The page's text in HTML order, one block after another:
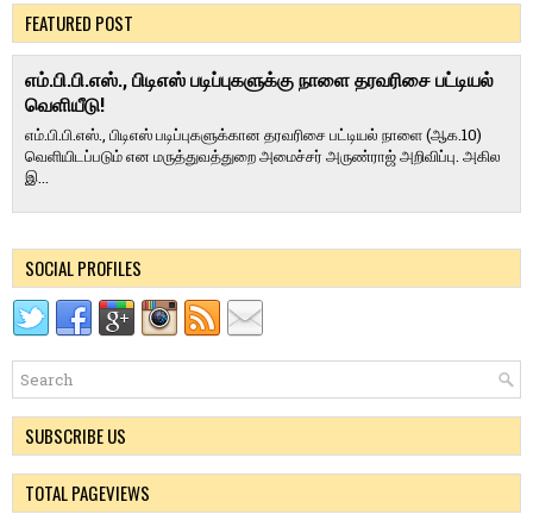
FEATURED POST
எம்.பி.பி.எஸ்., பிடிஎஸ் படிப்புகளுக்கு நாளை தரவரிசை பட்டியல்
வெளியீடு!
எம்.பி.பி.எஸ்., பிடிஎஸ் படிப்புகளுக்கான தரவரிசை பட்டியல் நாளை (ஆக.10)
வெளியிடப்படும் என மருத்துவத்துறை அமைச்சர் அருண்ராஜ் அறிவிப்பு. அகில
இ...
SOCIAL PROFILES
SUBSCRIBE US
TOTAL PAGEVIEWS